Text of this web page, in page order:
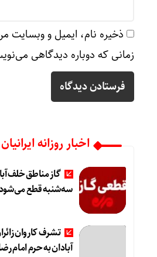
ذخیره نام، ایمیل و وبسایت
زمانی که دوباره دیدگاهی
اخبار روزانه ایرانیان
گاز مناطق
سه‌شنبه قطع
تشرف کاروان
آبادان به حرم امام